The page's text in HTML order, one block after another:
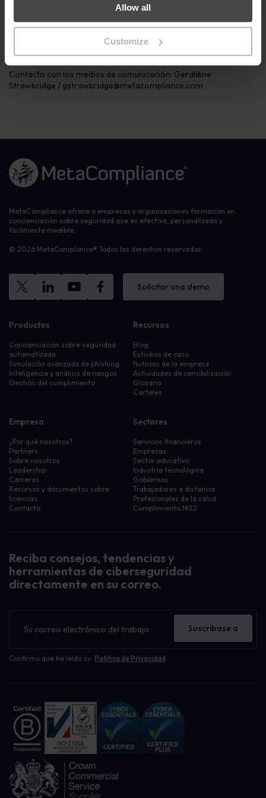
Allow all
Customize
incidentes, todo lo cual puede adquirirse de forma modular o
como un sistema completo.
Para más información visite:
https://go.metacompliance.com/executive
Contacto con los medios de comunicación: Geraldine
Strawbridge / gstrawbridge@metacompliance.com
Enlace a la página de inicio
MetaCompliance ofrece a empresas y organizaciones formación en
concienciación sobre seguridad que es efectiva, personalizada y
fácilmente medible.
© 2026 MetaCompliance® Todos los derechos reservados.
Solicitar una demo
Productos
Concienciación sobre seguridad
automatizada
Simulación avanzada de phishing
Inteligencia y análisis de riesgos
Gestión del cumplimiento
Recursos
Blog
Estudios de caso
Noticias de la empresa
Actividades de sensibilización
Glosario
Carteles
Empresa
¿Por qué nosotros?
Partners
Sobre nosotros
Leadership
Carreras
Recursos y documentos sobre
licencias
Contacto
Sectores
Servicios financieros
Empresas
Sector educativo
Industria tecnológica
Gobiernos
Trabajadores a distancia
Profesionales de la salud
Cumplimiento NIS2
Reciba consejos, tendencias y
herramientas de ciberseguridad
directamente en su correo.
Confirmo que he leído su Política de Privacidad
Suscríbase a